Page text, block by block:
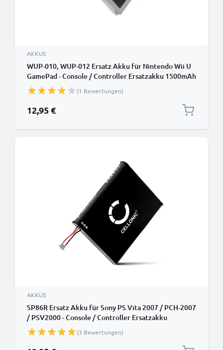
AKKUS
WUP-010, WUP-012 Ersatz Akku für Nintendo Wii U
GamePad - Console / Controller Ersatzakku 1500mAh
, Batterie
(1 Bewertungen)
12,95 €
AKKUS
SP86R Ersatz Akku für Sony PS Vita 2007 / PCH-2007
/ PSV2000 - Console / Controller Ersatzakku
2100mAh , Batterie(3 Bewertungen)